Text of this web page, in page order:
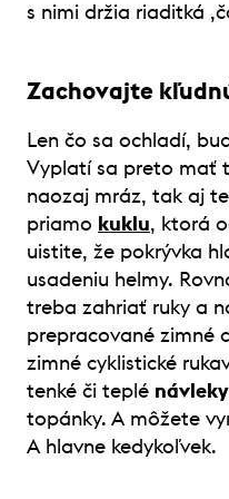
s nimi držia riaditká
Zachovajte
Len čo sa ochladí,
Vyplatí sa preto mať
naozaj mráz, tak aj
priamo kuklu, ktorá
uistite, že pokrývka
usadeniu helmy.
treba zahriať ruky a
prepracované zimné
zimné cyklistické
tenké či teplé návleky
topánky. A môžete
A hlavne kedykoľvek.